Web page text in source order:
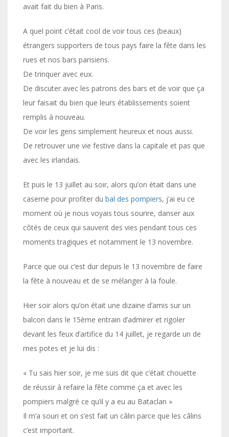
avait fait du bien à Paris.
A quel point c’était cool de voir tous ces (beaux)
étrangers supporters de tous pays faire la fête dans les
rues et nos bars parisiens.
De trinquer avec eux.
De discuter avec les patrons des bars et de voir que ça
leur faisait du bien que leurs établissements soient
remplis à nouveau.
De voir les gens simplement heureux et nous aussi.
De retrouver une vie festive dans la capitale et pas que
avec les irlandais.
Et puis le 13 juillet au soir, alors qu’on était dans une
caserne pour profiter du bal des pompiers, j’ai eu ce
moment où je nous voyais tous sourire, danser aux
côtés de ceux qui sauvent des vies pendant tous ces
moments tragiques et notamment le 13 novembre.
Parce que oui c’est dur depuis le 13 novembre de faire
la fête à nouveau et de se mélanger à la foule.
Hier soir alors qu’on était une dizaine d’amis sur un
balcon dans le 15ème entrain d’admirer et rigoler
devant les feux d’artifice du 14 juillet, je regarde un de
mes potes et je lui dis :
« Tu sais hier soir, je me suis dit que c’était chouette
de réussir à refaire la fête comme ça et avec les
pompiers malgré ce qu’il y a eu au Bataclan »
Il m’a souri et on s’est fait un câlin parce que les câlins
c’est important.